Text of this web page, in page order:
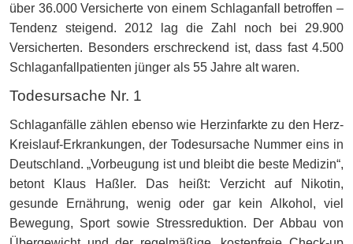
über 36.000 Versicherte von einem Schlaganfall betroffen –
Tendenz steigend. 2012 lag die Zahl noch bei 29.900
Versicherten. Besonders erschreckend ist, dass fast 4.500
Schlaganfallpatienten jünger als 55 Jahre alt waren.
Todesursache Nr. 1
Schlaganfälle zählen ebenso wie Herzinfarkte zu den Herz-
Kreislauf-Erkrankungen, der Todesursache Nummer eins in
Deutschland. „Vorbeugung ist und bleibt die beste Medizin“,
betont Klaus Haßler. Das heißt: Verzicht auf Nikotin,
gesunde Ernährung, wenig oder gar kein Alkohol, viel
Bewegung, Sport sowie Stressreduktion. Der Abbau von